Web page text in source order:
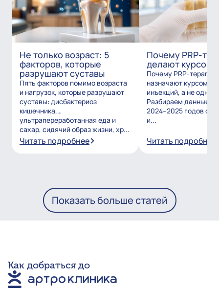
Не только возраст: 5
факторов, которые
разрушают суставы
Пять факторов помимо возраста
и нагрузок, которые разрушают
суставы: дисбактериоз
кишечника,
ультрапереработанная еда и
сахар, сидячий образ жизни, хр...
Читать подробнее
Почему PRP-
делают курсом?
Почему PRP-
назначают курсом из
инъекций, а не
Разбираем данные
2024–2025 годов о
и...
Читать подробнее
Показать больше статей
Как добраться до